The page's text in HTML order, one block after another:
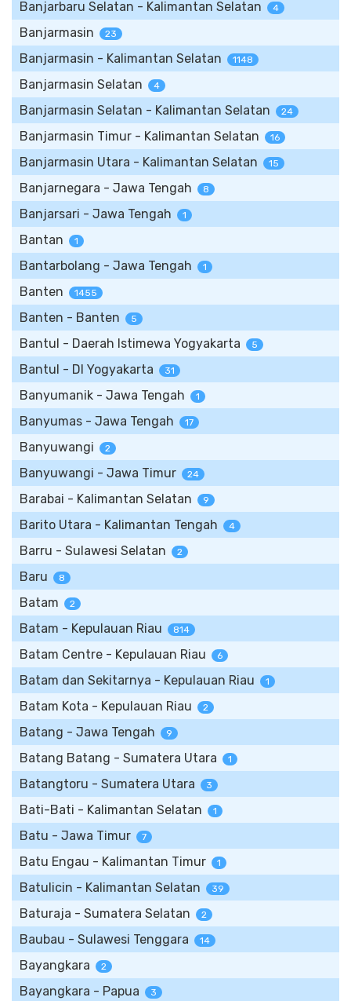
Banjarbaru Selatan - Kalimantan Selatan 4
Banjarmasin 23
Banjarmasin - Kalimantan Selatan 1148
Banjarmasin Selatan 4
Banjarmasin Selatan - Kalimantan Selatan 24
Banjarmasin Timur - Kalimantan Selatan 16
Banjarmasin Utara - Kalimantan Selatan 15
Banjarnegara - Jawa Tengah 8
Banjarsari - Jawa Tengah 1
Bantan 1
Bantarbolang - Jawa Tengah 1
Banten 1455
Banten - Banten 5
Bantul - Daerah Istimewa Yogyakarta 5
Bantul - DI Yogyakarta 31
Banyumanik - Jawa Tengah 1
Banyumas - Jawa Tengah 17
Banyuwangi 2
Banyuwangi - Jawa Timur 24
Barabai - Kalimantan Selatan 9
Barito Utara - Kalimantan Tengah 4
Barru - Sulawesi Selatan 2
Baru 8
Batam 2
Batam - Kepulauan Riau 814
Batam Centre - Kepulauan Riau 6
Batam dan Sekitarnya - Kepulauan Riau 1
Batam Kota - Kepulauan Riau 2
Batang - Jawa Tengah 9
Batang Batang - Sumatera Utara 1
Batangtoru - Sumatera Utara 3
Bati-Bati - Kalimantan Selatan 1
Batu - Jawa Timur 7
Batu Engau - Kalimantan Timur 1
Batulicin - Kalimantan Selatan 39
Baturaja - Sumatera Selatan 2
Baubau - Sulawesi Tenggara 14
Bayangkara 2
Bayangkara - Papua 3